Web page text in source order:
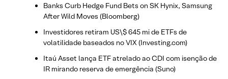
Banks Curb Hedge Fund Bets on SK Hynix, Samsung
After Wild Moves (Bloomberg)
Investidores retiram US\$ 645 mi de ETFs de
volatilidade baseados no VIX (Investing.com)
Itaú Asset lança ETF atrelado ao CDI com isenção de
IR mirando reserva de emergência (Suno)